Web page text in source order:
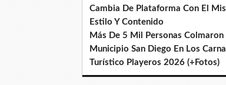
Cambia De Plataforma Con El
Estilo Y Contenido
Más De 5 Mil Personas Colmaron
Municipio San Diego En Los
Turístico Playeros 2026 (+Fotos)